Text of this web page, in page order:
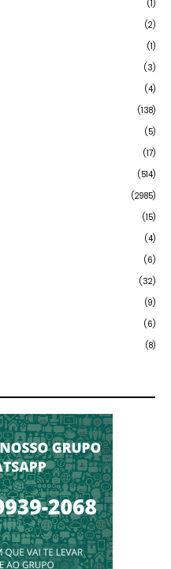
(1)
(2)
(1)
(3)
(4)
(138)
(5)
(17)
(514)
(2985)
(15)
(4)
(6)
(32)
(9)
(6)
(8)